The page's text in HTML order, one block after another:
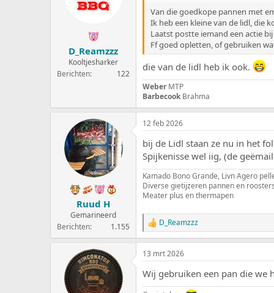
n
D_Reamzzz
Kooltjesharker
Berichten
122
Van die goedkope pannen met
Ik heb een kleine van de lidl, die
Laatst postte iemand een actie
Ff goed opletten, of gebruiken
die van de lidl heb ik ook.
Weber MTP
Barbecook Brahma
Ruud H
Gemarineerd
Berichten
1.155
12 feb 2026
bij de Lidl staan ze nu in het
Spijkenisse wel iig, (de
Kamado Bono Grande, Livn Agero
Diverse gietijzeren pannen en
Meater plus en thermapen
W
a
a
r
e
r
D_Reamzzz
13 mrt 2026
Wij gebruiken een pan die we